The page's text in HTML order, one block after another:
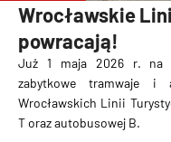
Wrocławskie
powracają!
Już 1 maja 2026 r. na
zabytkowe tramwaje i
Wrocławskich Linii
T oraz autobusowej B.